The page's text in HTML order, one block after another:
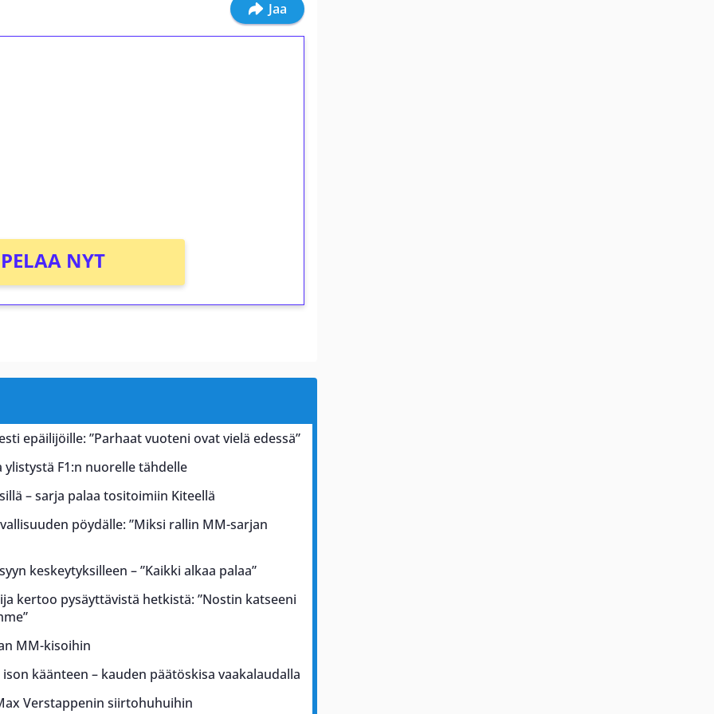
Jaa
PELAA NYT
epäilijöille: ”Parhaat vuoteni ovat vielä edessä”
F1:n nuorelle tähdelle
– sarja palaa tositoimiin Kiteellä
pöydälle: ”Miksi rallin MM-sarjan
keskeytyksilleen – ”Kaikki alkaa palaa”
kertoo pysäyttävistä hetkistä: ”Nostin katseeni
MM-kisoihin
käänteen – kauden päätöskisa vaakalaudalla
Verstappenin siirtohuhuihin